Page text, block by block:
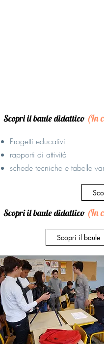
Scopri il baule didattico (In
Progetti educativi
rapporti di attività
schede tecniche e tabelle
Scopri il baule didattico (In
Scopri il baule